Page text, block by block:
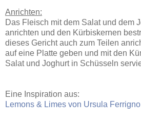
Anrichten:
Das Fleisch mit dem Salat und dem
anrichten und den Kürbiskernen
dieses Gericht auch zum Teilen
auf eine Platte geben und mit den
Salat und Joghurt in Schüsseln
Eine Inspiration aus:
Lemons & Limes von Ursula Ferrigno